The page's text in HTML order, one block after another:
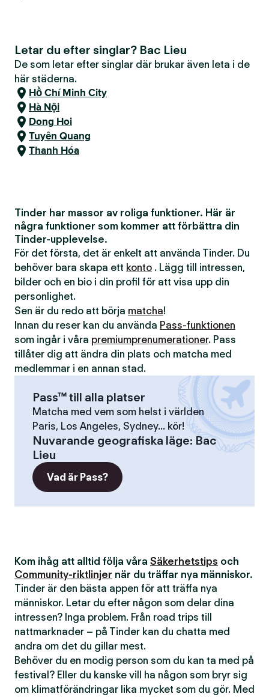
Letar du efter singlar? Bac Lieu
De som letar efter singlar där brukar även leta i de
här städerna.
Hồ Chí Minh City
Hà Nội
Dong Hoi
Tuyên Quang
Thanh Hóa
Tinder har massor av roliga funktioner. Här är
några funktioner som kommer att förbättra din
Tinder-upplevelse.
För det första, det är enkelt att använda Tinder. Du
behöver bara skapa ett konto . Lägg till intressen,
bilder och en bio i din profil för att visa upp din
personlighet.
Sen är du redo att börja matcha!
Innan du reser kan du använda Pass-funktionen
som ingår i våra premiumprenumerationer. Pass
tillåter dig att ändra din plats och matcha med
medlemmar i en annan stad.
Pass™ till alla platser
Matcha med vem som helst i världen
Paris, Los Angeles, Sydney... kör!
Nuvarande geografiska läge: Bac
Lieu
Vad är Pass?
Kom ihåg att alltid följa våra Säkerhetstips och
Community-riktlinjer när du träffar nya människor.
Tinder är den bästa appen för att träffa nya
människor. Letar du efter någon som delar dina
intressen? Inga problem. Från road trips till
nattmarknader – på Tinder kan du chatta med
andra om det du gillar mest.
Behöver du en modig person som du kan ta med på
festival? Eller du kanske vill ha någon som bryr sig
om klimatförändringar lika mycket som du gör. Med